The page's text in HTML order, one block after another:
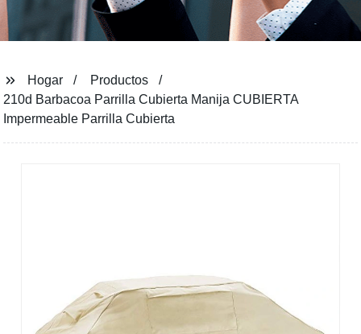
Hogar
Productos
210d Barbacoa Parrilla Cubierta Manija CUBIERTA
Impermeable Parrilla Cubierta